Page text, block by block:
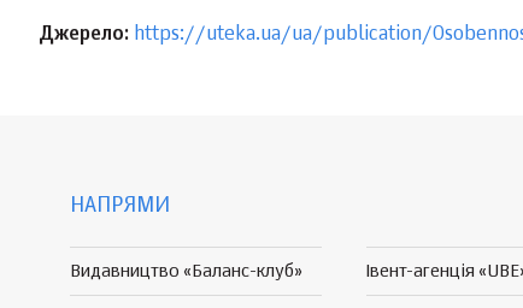
Джерело: https://uteka.ua/ua/publication/
НАПРЯМИ
Видавництво «Баланс-клуб» Івент-агенція